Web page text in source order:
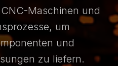
Maschinen und
um
und
zu liefern.